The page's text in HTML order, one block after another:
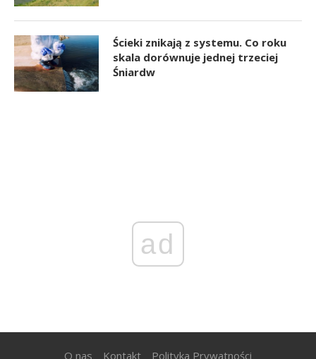
Ścieki znikają z systemu. Co roku
skala dorównuje jednej trzeciej
Śniardw
ad
O nas Kontakt Polityka Prywatności